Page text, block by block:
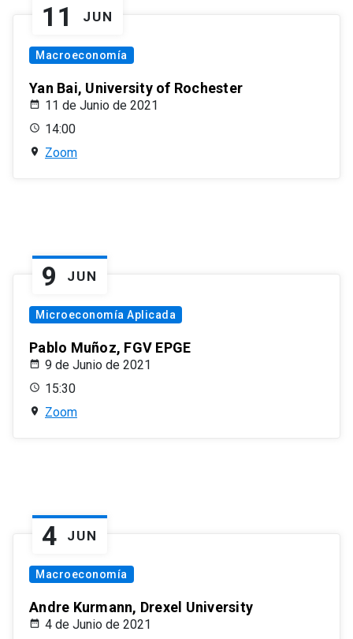
11 JUN
Macroeconomía
Yan Bai, University of Rochester
11 de Junio de 2021
14:00
Zoom
9 JUN
Microeconomía Aplicada
Pablo Muñoz, FGV EPGE
9 de Junio de 2021
15:30
Zoom
4 JUN
Macroeconomía
Andre Kurmann, Drexel University
4 de Junio de 2021